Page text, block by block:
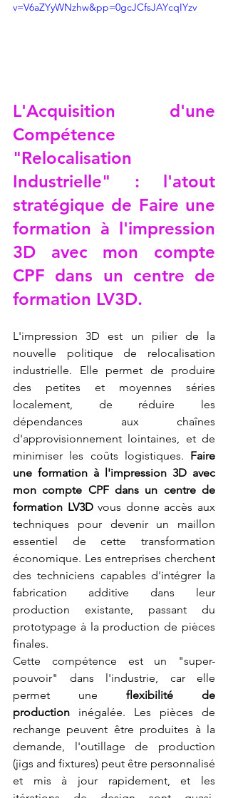
v=V6aZYyWNzhw&pp=0gcJCfsJAYcqIYzv
L'Acquisition d'une
Compétence
"Relocalisation
Industrielle" : l'atout
stratégique de Faire une
formation à l'impression
3D avec mon compte
CPF dans un centre de
formation LV3D.
L'impression 3D est un pilier de la
nouvelle politique de relocalisation
industrielle. Elle permet de produire
des petites et moyennes séries
localement, de réduire les
dépendances aux chaînes
d'approvisionnement lointaines, et de
minimiser les coûts logistiques. Faire
une formation à l'impression 3D avec
mon compte CPF dans un centre de
formation LV3D vous donne accès aux
techniques pour devenir un maillon
essentiel de cette transformation
économique. Les entreprises cherchent
des techniciens capables d'intégrer la
fabrication additive dans leur
production existante, passant du
prototypage à la production de pièces
finales.
Cette compétence est un "super-
pouvoir" dans l'industrie, car elle
permet une flexibilité de
production inégalée. Les pièces de
rechange peuvent être produites à la
demande, l'outillage de production
(jigs and fixtures) peut être personnalisé
et mis à jour rapidement, et les